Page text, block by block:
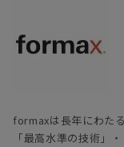
formaxは長年にわた
「最高水準の技術」